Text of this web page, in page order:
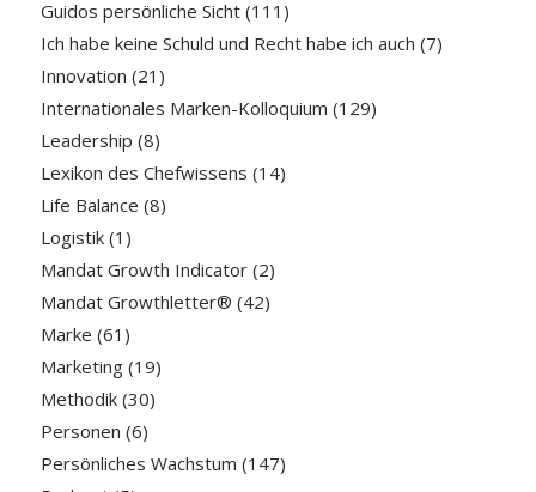
Guidos persönliche Sicht(111)
Ich habe keine Schuld und Recht habe ich auch (7)
Innovation (21)
Internationales Marken-Kolloquium (129)
Leadership (8)
Lexikon des Chefwissens (14)
Life Balance (8)
Logistik(1)
Mandat Growth Indicator(2)
Mandat Growthletter® (42)
Marke (61)
Marketing(19)
Methodik(30)
Personen (6)
Persönliches Wachstum (147)